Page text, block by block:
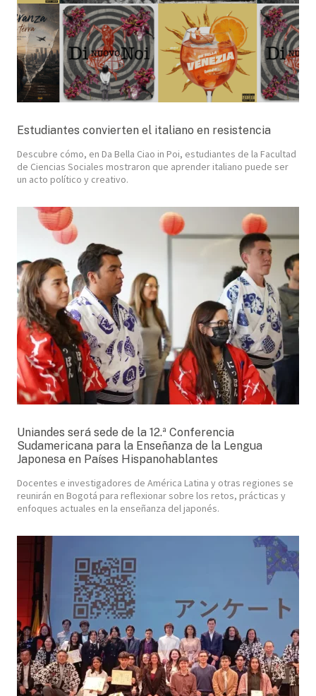
Estudiantes convierten el italiano en resistencia
Descubre cómo, en Da Bella Ciao in Poi, estudiantes de la Facultad
de Ciencias Sociales mostraron que aprender italiano puede ser
un acto político y creativo.
Uniandes será sede de la 12.ª Conferencia
Sudamericana para la Enseñanza de la Lengua
Japonesa en Países Hispanohablantes
Docentes e investigadores de América Latina y otras regiones se
reunirán en Bogotá para reflexionar sobre los retos, prácticas y
enfoques actuales en la enseñanza del japonés.